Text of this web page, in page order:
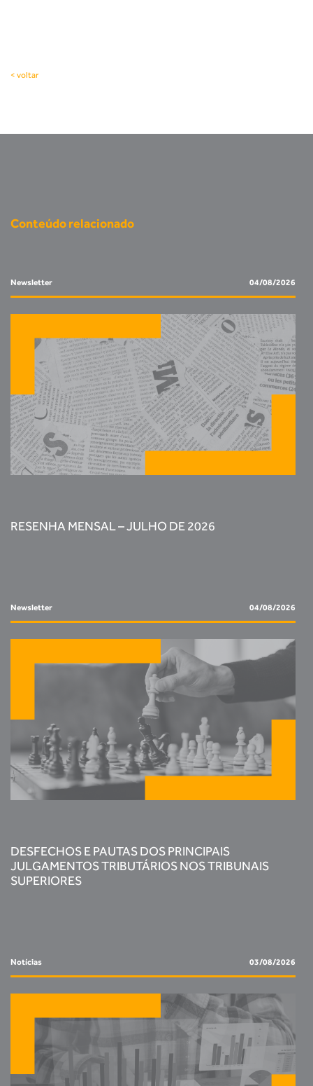
< voltar
Conteúdo relacionado
Newsletter 04/08/2026
RESENHA MENSAL – JULHO DE 2026
Newsletter 04/08/2026
DESFECHOS E PAUTAS DOS PRINCIPAIS
JULGAMENTOS TRIBUTÁRIOS NOS TRIBUNAIS
SUPERIORES
Notícias 03/08/2026